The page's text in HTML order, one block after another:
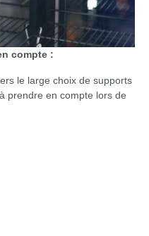
compte :
le large choix de supports
prendre en compte lors de